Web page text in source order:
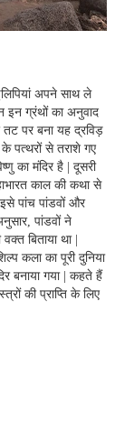
अपने साथ ले
इन ग्रंथों का अनुवाद
पर बना यह द्रविड़
पत्थरों से तराशे गए
का मंदिर है | दूसरी
काल की कथा से
पांच पांडवों और
पांडवों ने
बिताया था |
कला का पूरी दुनिया
बनाया गया | कहते हैं
की प्राप्ति के लिए